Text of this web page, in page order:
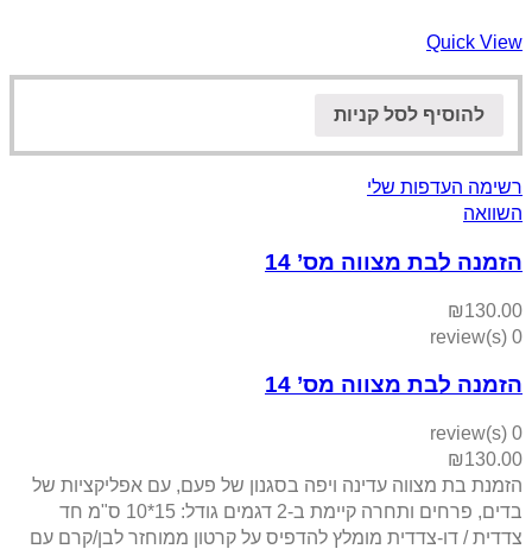
Quick View
להוסיף לסל קניות
רשימה העדפות שלי
השוואה
הזמנה לבת מצווה מס’ 14
₪130.00
0 review(s)
הזמנה לבת מצווה מס’ 14
0 review(s)
₪130.00
הזמנת בת מצווה עדינה ויפה בסגנון של פעם, עם אפליקציות של
בדים, פרחים ותחרה קיימת ב-2 דגמים גודל: 15*10 ס"מ חד
צדדית / דו-צדדית מומלץ להדפיס על קרטון ממוחזר לבן/קרם עם